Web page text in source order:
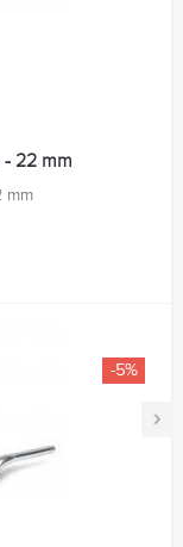
›
- 22 mm
mm
-5%